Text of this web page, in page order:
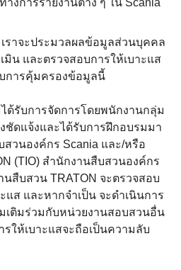
งการรายงานต่าง ๆ ใน ​​Scania
ราจะประมวลผลข้อมูลส่วนบุคคล
มิน และตรวจสอบการให้เบาะแส
การคุ้มครองข้อมูลนี้
ด้รับการจัดการโดยพนักงานกลุ่ม
ชัดแจ้งและได้รับการฝึกอบรมมา
สวนองค์กร Scania และ/หรือ
(TIO) สำนักงานสืบสวนองค์กร
สืบสวน TRATON จะตรวจสอบ
แส และหากจำเป็น จะดำเนินการ
เติมร่วมกับหน่วยงานสอบสวนอื่น
ให้เบาะแสจะถือเป็นความลับ